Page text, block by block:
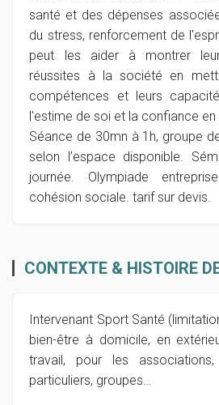
santé et des dépenses
du stress, renforcement de
peut les aider à montrer
réussites à la société en
compétences et leurs
l'estime de soi et la confiance en
Séance de 30mn à 1h, groupe
selon l’espace disponible.
journée. Olympiade
cohésion sociale. tarif sur devis.
CONTEXTE & HISTOIRE
Intervenant Sport Santé
bien-être à domicile, en
travail, pour les associations,
particuliers, groupes…